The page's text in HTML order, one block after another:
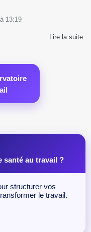
à 13:19
Lire la suite
santé au travail ?
structurer vos
le travail.